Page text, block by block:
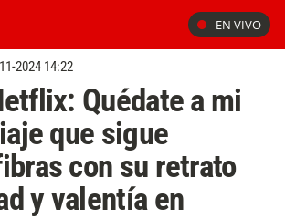
EN VIVO
2024 14:22
Quédate a mi
que sigue
con su retrato
y valentía en